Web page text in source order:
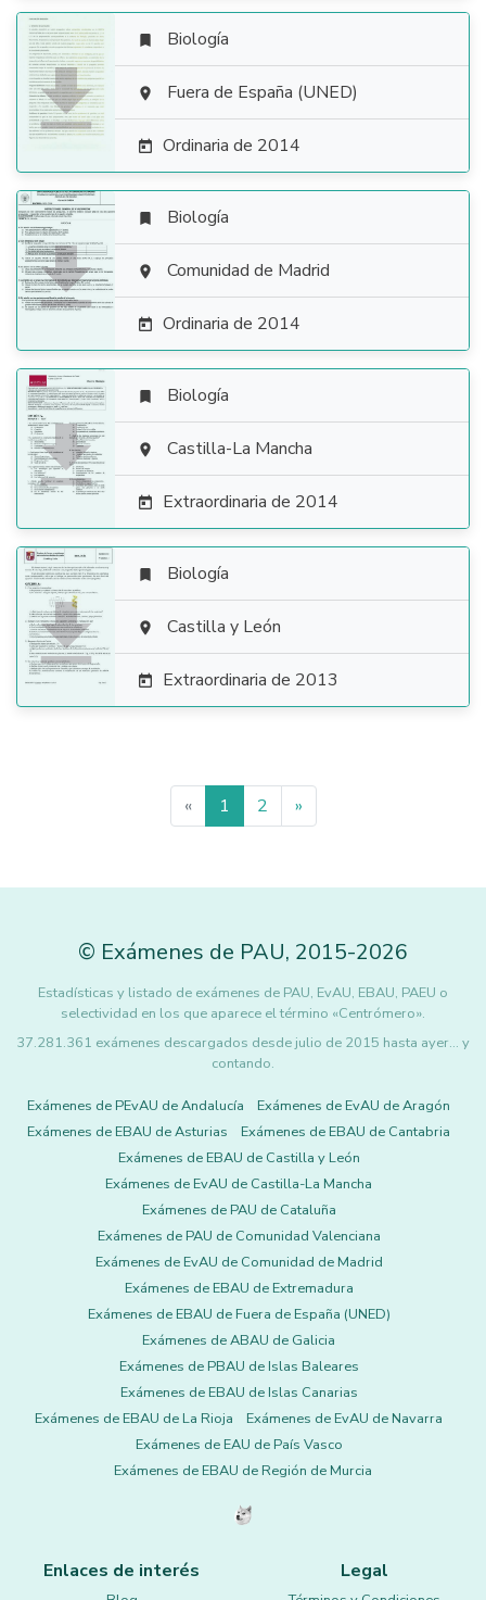

 Biología
 Fuera de España (UNED)
 Ordinaria de 2014

 Biología
 Comunidad de Madrid
 Ordinaria de 2014

 Biología
 Castilla-La Mancha
 Extraordinaria de 2014

 Biología
 Castilla y León
 Extraordinaria de 2013
« 1 2 »
© Exámenes de PAU, 2015-2026
Estadísticas y listado de exámenes de PAU, EvAU, EBAU, PAEU o
selectividad en los que aparece el término «Centrómero».
37.281.361 exámenes descargados desde julio de 2015 hasta ayer... y
contando.
Exámenes de PEvAU de Andalucía
Exámenes de EvAU de Aragón
Exámenes de EBAU de Asturias
Exámenes de EBAU de Cantabria
Exámenes de EBAU de Castilla y León
Exámenes de EvAU de Castilla-La Mancha
Exámenes de PAU de Cataluña
Exámenes de PAU de Comunidad Valenciana
Exámenes de EvAU de Comunidad de Madrid
Exámenes de EBAU de Extremadura
Exámenes de EBAU de Fuera de España (UNED)
Exámenes de ABAU de Galicia
Exámenes de PBAU de Islas Baleares
Exámenes de EBAU de Islas Canarias
Exámenes de EBAU de La Rioja
Exámenes de EvAU de Navarra
Exámenes de EAU de País Vasco
Exámenes de EBAU de Región de Murcia
Enlaces de interés Legal